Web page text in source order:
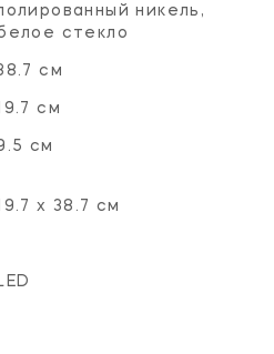
никель,
стекло
см
см
см
x 38.7 см